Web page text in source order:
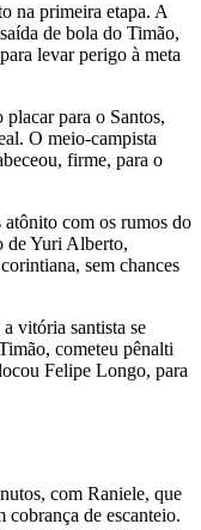
na primeira etapa. A
de bola do Timão,
levar perigo à meta
para o Santos,
O meio-campista
firme, para o
com os rumos do
de Yuri Alberto,
sem chances
vitória santista se
cometeu pênalti
Felipe Longo, para
com Raniele, que
de escanteio.